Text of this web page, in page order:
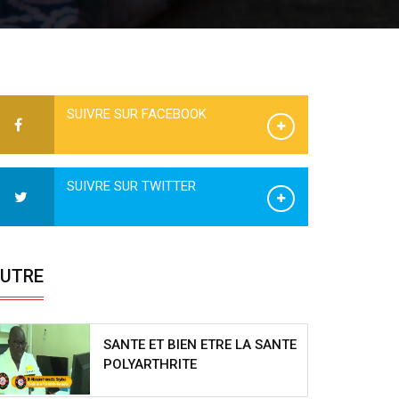
SUIVRE SUR FACEBOOK
SUIVRE SUR TWITTER
SANTE ET BIEN ETRE LA SANTE
POLYARTHRITE